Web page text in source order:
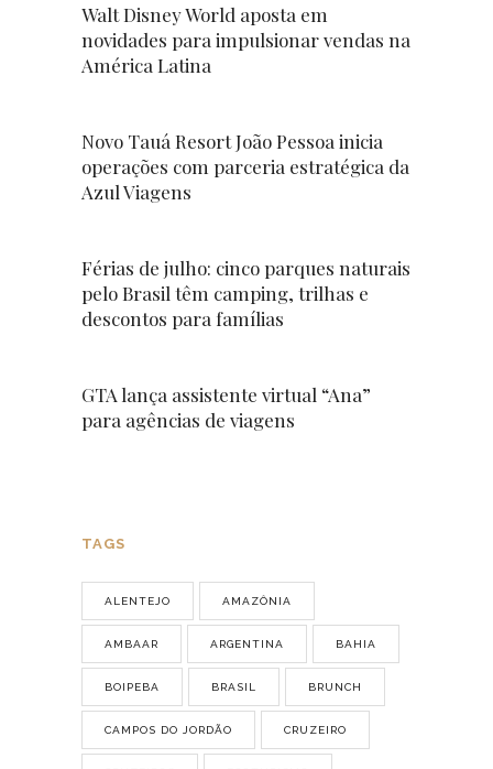
Walt Disney World aposta em
novidades para impulsionar vendas na
América Latina
Novo Tauá Resort João Pessoa inicia
operações com parceria estratégica da
Azul Viagens
Férias de julho: cinco parques naturais
pelo Brasil têm camping, trilhas e
descontos para famílias
GTA lança assistente virtual “Ana”
para agências de viagens
TAGS
ALENTEJO AMAZÔNIA
AMBAAR ARGENTINA BAHIA
BOIPEBA BRASIL BRUNCH
CAMPOS DO JORDÃO CRUZEIRO